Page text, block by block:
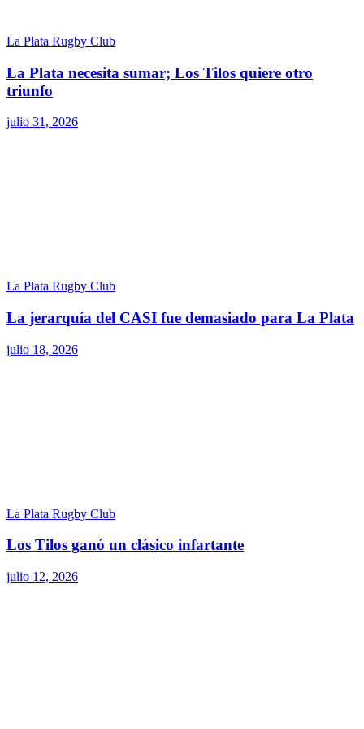
La Plata Rugby Club
La Plata necesita sumar; Los Tilos quiere otro
triunfo
julio 31, 2026
La Plata Rugby Club
La jerarquía del CASI fue demasiado para La Plata
julio 18, 2026
La Plata Rugby Club
Los Tilos ganó un clásico infartante
julio 12, 2026